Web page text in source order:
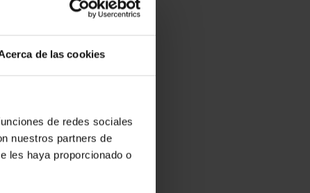
de las cookies
de redes sociales
nuestros partners de
les haya proporcionado o